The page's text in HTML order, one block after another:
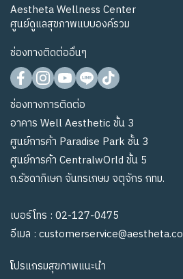
Aestheta Wellness Center
ศูนย์ดูแลสุขภาพแบบองค์รวม
ช่องทางติดต่ออื่นๆ
ช่องทางการติดต่อ
อาคาร Well Aesthetic ชั้น 3
ศูนย์การค้า Paradise Park ชั้น 3
ศูนย์การค้า CentralwOrld ชั้น 5
ถ.รัชดาภิเษก จันทรเกษม จตุจักร กทม.
เบอร์โทร : 02-127-0475
อีเมล : customerservice@aestheta.co
โปรแกรมสุขภาพแนะนำ